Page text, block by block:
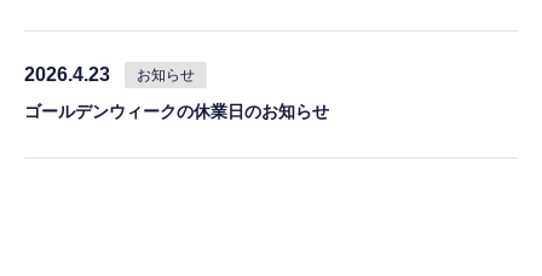
2026.4.23 お知らせ
ゴールデンウィークの休業日のお知らせ